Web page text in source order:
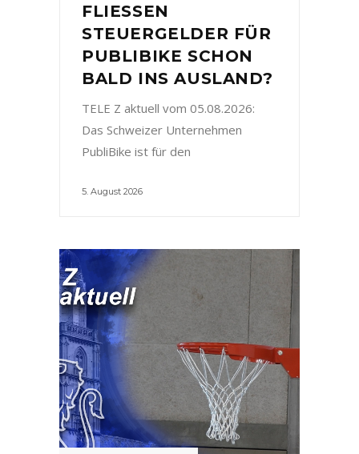
FLIESSEN
STEUERGELDER FÜR
PUBLIBIKE SCHON
BALD INS AUSLAND?
TELE Z aktuell vom 05.08.2026:
Das Schweizer Unternehmen
PubliBike ist für den
5. August 2026